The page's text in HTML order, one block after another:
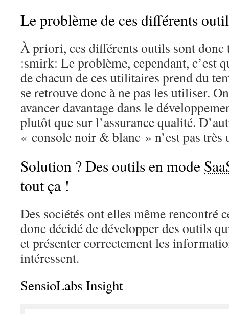
Le problème de ces différents
À priori, ces différents outils sont donc
:smirk: Le problème, cependant, c’est
de chacun de ces utilitaires prend du
se retrouve donc à ne pas les utiliser.
avancer davantage dans le
plutôt que sur l’assurance qualité.
« console noir & blanc » n’est pas
Solution ? Des outils en mode
tout ça !
Des sociétés ont elles même rencontré
donc décidé de développer des outils
et présenter correctement les
intéressent.
SensioLabs Insight